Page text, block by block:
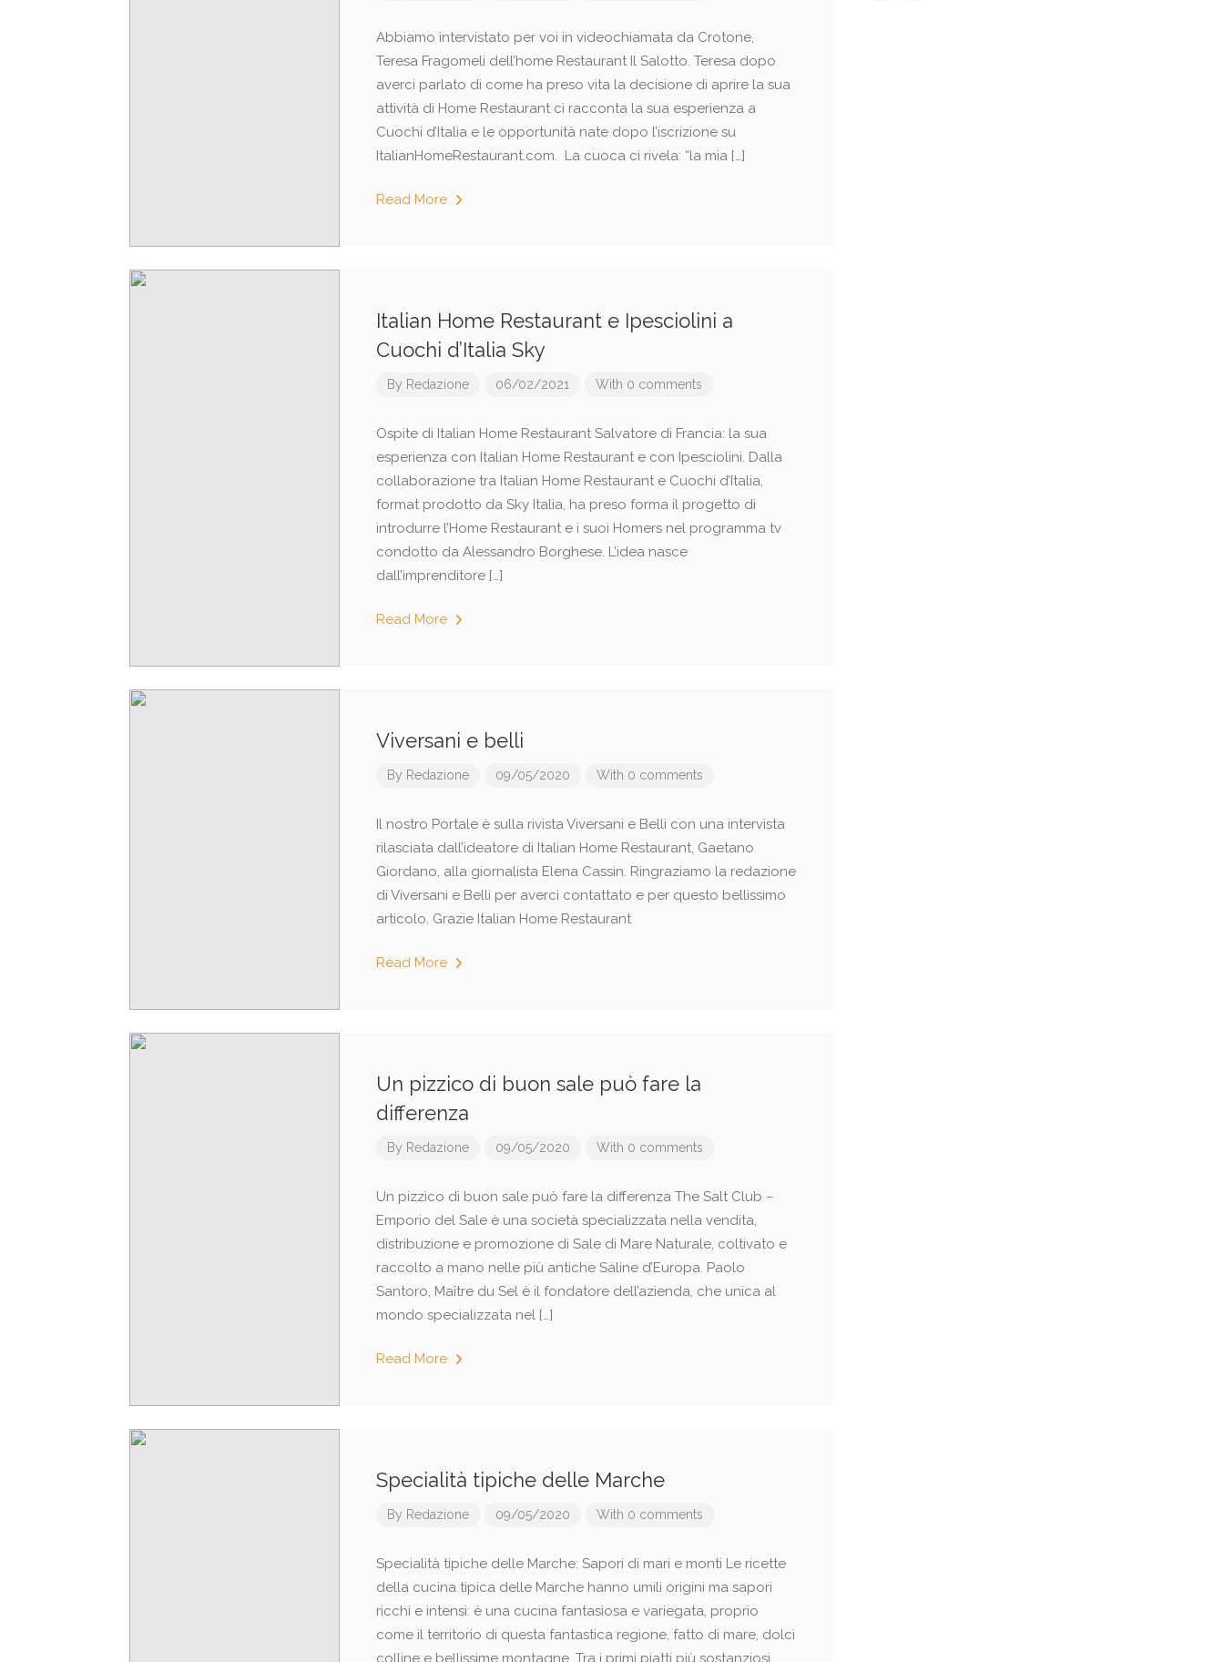
Abbiamo intervistato per voi in videochiamata da Crotone,
Teresa Fragomeli dell’home Restaurant Il Salotto. Teresa dopo
averci parlato di come ha preso vita la decisione di aprire la sua
attività di Home Restaurant ci racconta la sua esperienza a
Cuochi d’Italia e le opportunità nate dopo l’iscrizione su
ItalianHomeRestaurant.com. La cuoca ci rivela: “la mia […]
Read More
Italian Home Restaurant e Ipesciolini a
Cuochi d’Italia Sky
By Redazione 06/02/2021 With 0 comments
Ospite di Italian Home Restaurant Salvatore di Francia: la sua
esperienza con Italian Home Restaurant e con Ipesciolini. Dalla
collaborazione tra Italian Home Restaurant e Cuochi d’Italia,
format prodotto da Sky Italia, ha preso forma il progetto di
introdurre l’Home Restaurant e i suoi Homers nel programma tv
condotto da Alessandro Borghese. L’idea nasce
dall’imprenditore […]
Read More
Viversani e belli
By Redazione 09/05/2020 With 0 comments
Il nostro Portale è sulla rivista Viversani e Belli con una intervista
rilasciata dall’ideatore di Italian Home Restaurant, Gaetano
Giordano, alla giornalista Elena Cassin. Ringraziamo la redazione
di Viversani e Belli per averci contattato e per questo bellissimo
articolo. Grazie Italian Home Restaurant
Read More
Un pizzico di buon sale può fare la
differenza
By Redazione 09/05/2020 With 0 comments
Un pizzico di buon sale può fare la differenza The Salt Club –
Emporio del Sale è una società specializzata nella vendita,
distribuzione e promozione di Sale di Mare Naturale, coltivato e
raccolto a mano nelle più antiche Saline d’Europa. Paolo
Santoro, Maître du Sel è il fondatore dell’azienda, che unica al
mondo specializzata nel […]
Read More
Specialità tipiche delle Marche
By Redazione 09/05/2020 With 0 comments
Specialità tipiche delle Marche: Sapori di mari e monti Le ricette
della cucina tipica delle Marche hanno umili origini ma sapori
ricchi e intensi: è una cucina fantasiosa e variegata, proprio
come il territorio di questa fantastica regione, fatto di mare, dolci
colline e bellissime montagne. Tra i primi piatti più sostanziosi